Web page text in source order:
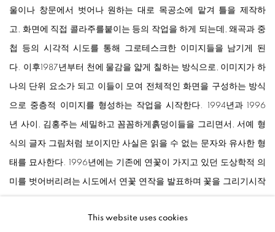
울이나 창문에서 벗어나 원하는 대로 목공소에 맡겨 틀을 제작하
고, 화면에 직접 콜라주를붙이는 등의 작업을 하게 되는데, 왜곡과 중
첩 등의 시각적 시도를 통해 그로테스크한 이미지들을 남기게 된
다. 이후1987년부터 천에 물감을 얇게 칠하는 방식으로, 이미지가 하
나의 단위 요소가 되고 이들이 모여 전체적인 화면을 구성하는 방식
으로 중층적 이미지를 형성하는 작업을 시작한다. 1994년과 1996
년 사이, 김홍주는 세밀하고 꼼꼼하게흙덩이들을 그리면서, 서예 형
식의 글자 그림처럼 보이지만 사실은 읽을 수 없는 문자와 유사한 형
태를 묘사한다. 1996년에는 기존에 연꽃이 가지고 있던 도상학적 의
미를 벗어버리려는 시도에서 연꽃 연작을 발표하며 꽃을 그리기시작
미 이전의 형태, 의미를 읽기 전 단계의 감상을 가능케 한다는 점에
This website uses cookies